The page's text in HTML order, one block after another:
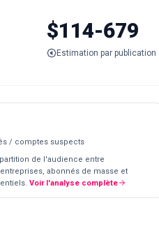
$114-679
Estimation par publication
/ comptes suspects
de l'audience entre
abonnés de masse et
Voir l'analyse complète